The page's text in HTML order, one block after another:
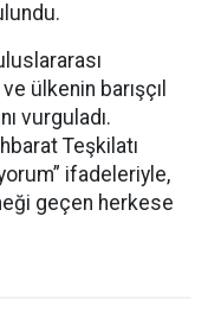
ülkenin barışçıl
vurguladı.
Teşkilatı
ifadeleriyle,
geçen herkese